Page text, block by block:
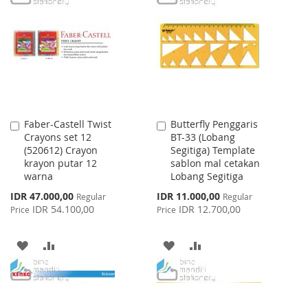
LIST
Faber-Castell Twist
Crayons set 12
(520612) Crayon
krayon putar 12
warna
Special
Price
IDR 47.000,00 Regular
Price IDR 54.100,00
Add
to
Cart
ADD
TO
TO
Butterfly Penggaris
BT-33 (Lobang
Segitiga) Template
sablon mal cetakan
Lobang Segitiga
Special
Price
IDR 11.000,00 Regular
Price IDR 12.700,00
Add
to
Cart
ADD
TO
TO